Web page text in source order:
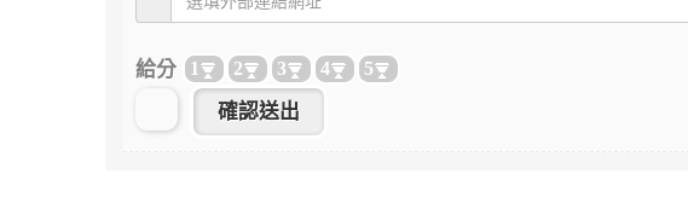
給分 1 2 3 4 5